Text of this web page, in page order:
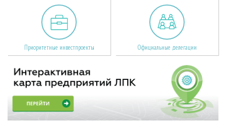
Приоритетные инвестпроекты Официальные делегации